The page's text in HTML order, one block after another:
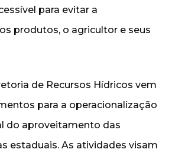
para evitar a
produtos, o agricultor e seus
de Recursos Hídricos vem
para a operacionalização
do aproveitamento das
estaduais. As atividades visam